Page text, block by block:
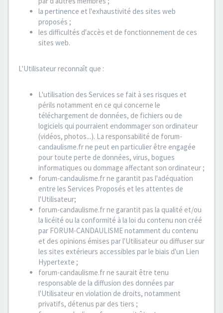
la pertinence et l'exhaustivité des sites web
proposés ;
les difficultés d'accès et de fonctionnement de ces
sites web.
L'Utilisateur reconnaît que :
L'utilisation des Services se fait à ses risques et
périls notamment en ce qui concerne le
téléchargement de données, de fichiers ou de
logiciels qui pourraient endommager son ordinateur
(vidéos, photos...). La responsabilité de forum-
candaulisme.fr ne peut en particulier être engagée
pour toute perte de données, virus, bogues
informatiques ou dommage affectant son ordinateur ;
forum-candaulisme.fr ne garantit pas l'adéquation
entre les Services Proposés et les attentes de
l'Utilisateur;
forum-candaulisme.fr ne garantit pas la qualité et/ou
la licéité ou la conformité à la loi du contenu non créé
par FORUM-CANDAULISME notamment du contenu
et des opinions émises par l'Utilisateur ou diffuser sur
les sites extérieurs accessibles par le biais d'un Lien
Hypertexte ;
forum-candaulisme.fr ne saurait être tenu
responsable de la diffusion des données par
l'Utilisateur en violation de droits, notamment
privatifs, détenus par des tiers ;